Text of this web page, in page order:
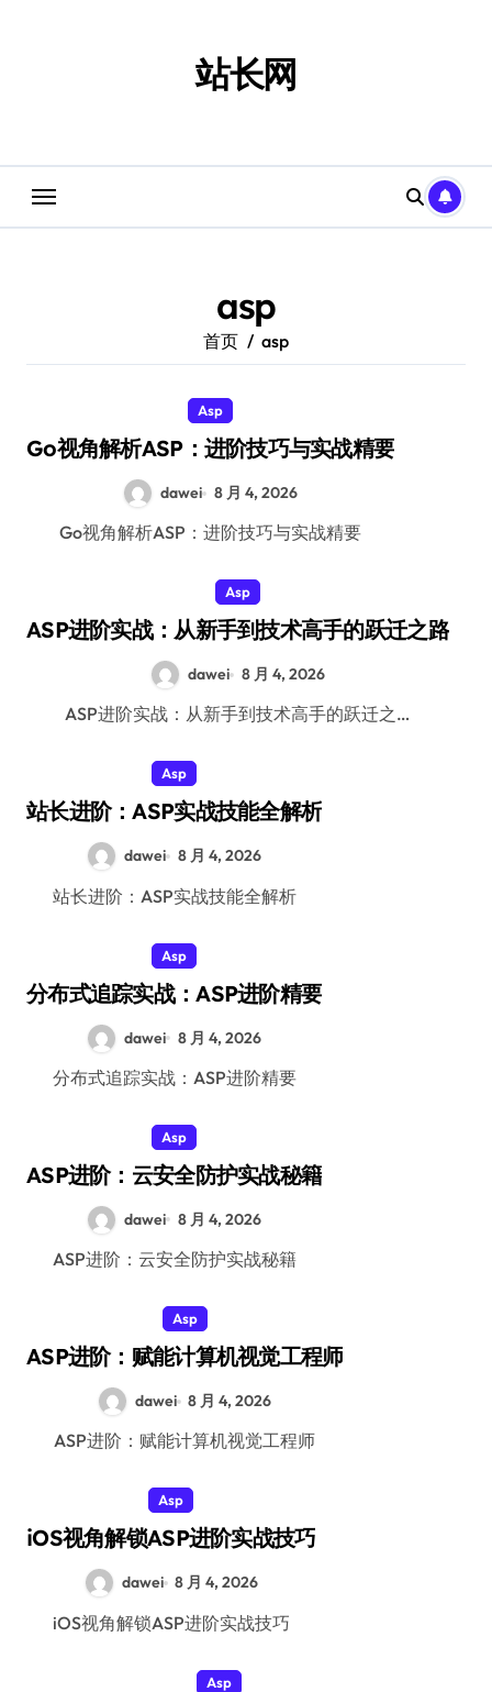
站长网
asp
首页 asp
Asp
Go视角解析ASP：进阶技巧与实战精要
dawei 8 月 4, 2026
Go视角解析ASP：进阶技巧与实战精要
Asp
ASP进阶实战：从新手到技术高手的跃迁之路
dawei 8 月 4, 2026
ASP进阶实战：从新手到技术高手的跃迁之…
Asp
站长进阶：ASP实战技能全解析
dawei 8 月 4, 2026
站长进阶：ASP实战技能全解析
Asp
分布式追踪实战：ASP进阶精要
dawei 8 月 4, 2026
分布式追踪实战：ASP进阶精要
Asp
ASP进阶：云安全防护实战秘籍
dawei 8 月 4, 2026
ASP进阶：云安全防护实战秘籍
Asp
ASP进阶：赋能计算机视觉工程师
dawei 8 月 4, 2026
ASP进阶：赋能计算机视觉工程师
Asp
iOS视角解锁ASP进阶实战技巧
dawei 8 月 4, 2026
iOS视角解锁ASP进阶实战技巧
Asp